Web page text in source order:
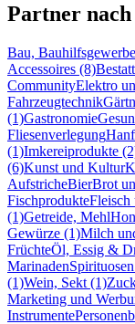
Partner
Bau,
Accessoires (8)
CommunityElektro
Fahrzeugtechnik
(1)Gastronomie
Fliesenverlegung
(1)Imkereiprodukte
(6)Kunst und Kultur
AufstricheBierBrot
FischprodukteFleisch
(1)Getreide, Mehl
Gewürze (1)Milch
FrüchteÖl, Essig &
Marinaden
(1)Wein, Sekt (1)
Marketing und
Instrumente